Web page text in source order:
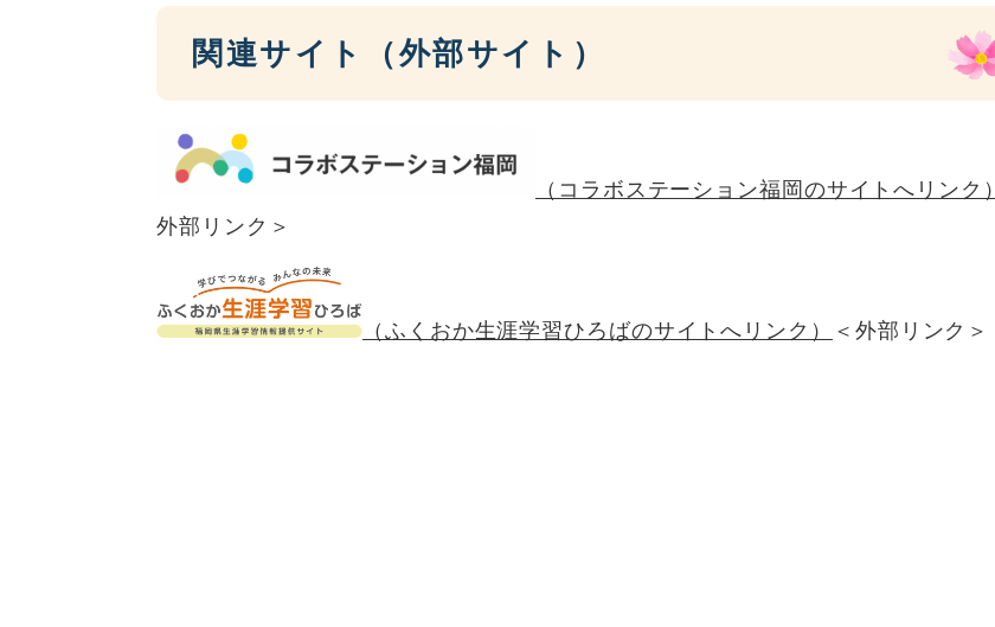
関連サイト（外部サイト）
（コラボステーション福岡のサイトへリンク）
外部リンク＞
（ふくおか生涯学習ひろばのサイトへリンク） ＜外部リンク＞